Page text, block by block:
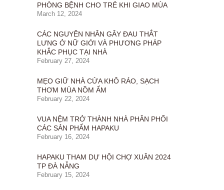
PHÒNG BỆNH CHO TRẺ KHI GIAO MÙA
March 12, 2024
CÁC NGUYÊN NHÂN GÂY ĐAU THẮT
LƯNG Ở NỮ GIỚI VÀ PHƯƠNG PHÁP
KHẮC PHỤC TẠI NHÀ
February 27, 2024
MẸO GIỮ NHÀ CỬA KHÔ RÁO, SẠCH
THƠM MÙA NỒM ẨM
February 22, 2024
VUA NỆM TRỞ THÀNH NHÀ PHÂN PHỐI
CÁC SẢN PHẨM HAPAKU
February 16, 2024
HAPAKU THAM DỰ HỘI CHỢ XUÂN 2024
TP ĐÀ NẴNG
February 15, 2024